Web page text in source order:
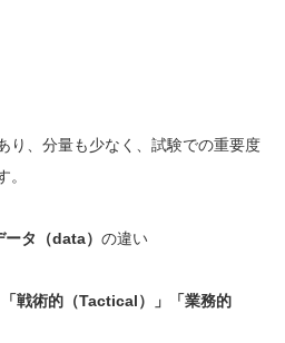
り、分量も少なく、試験での重要度
。
ータ（data） の違い
戦術的（Tactical）」「業務的